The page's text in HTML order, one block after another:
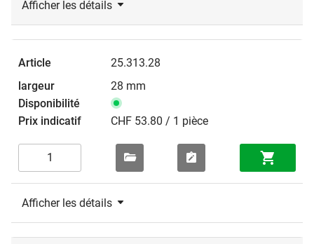
Afficher les détails
25.313.28
28 mm
CHF 53.80 / 1 pièce
Afficher les détails